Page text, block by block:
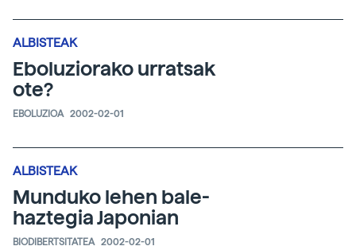
ALBISTEAK
Eboluziorako urratsak
ote?
EBOLUZIOA 2002-02-01
ALBISTEAK
Munduko lehen bale-
haztegia Japonian
BIODIBERTSITATEA 2002-02-01